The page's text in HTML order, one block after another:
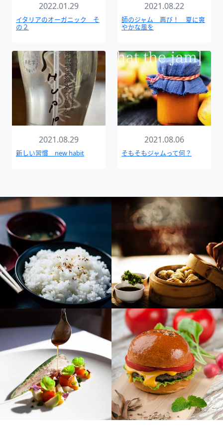
2022.01.29
イタリアのオーガニック そ
の２
2021.08.22
師のジャム 再び！ 夏に爽
やかな風を
2021.08.29
新しい習慣 new habit
2021.08.06
そもそもジャムって何？